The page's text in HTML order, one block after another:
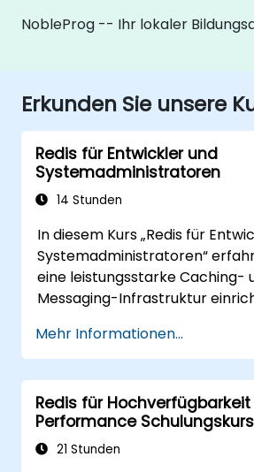
NobleProg -- Ihr lokaler
Erkunden Sie unsere
Redis für Entwickler und
Systemadministratoren
14 Stunden
In diesem Kurs „Redis für
Systemadministratoren“
eine leistungsstarke Caching-
Messaging-Infrastruktur
Konfiguration über die
Performance-Tuning bis hin
Verfahren im Betrieb und dem
mehrere Instanzen hinweg. Er
Backend-Entwickler, DevOps-
DBAs und IT-Fachleute, die In-
Mehr Informationen...
Redis für
Performance Schulungskurs
21 Stunden